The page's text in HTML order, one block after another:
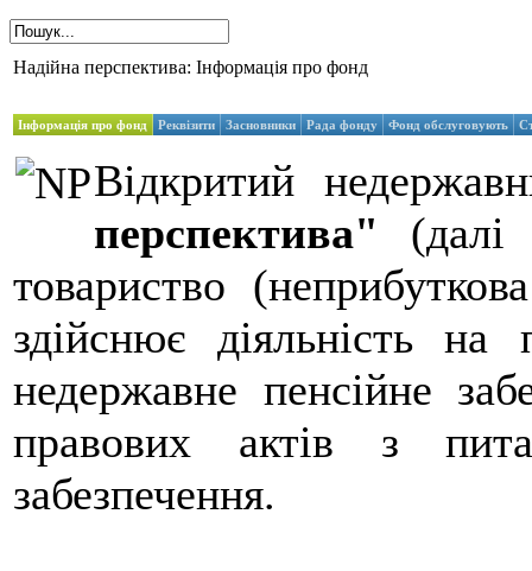
Надійна перспектива: Інформація про фонд
Інформація про фонд Реквізити Засновники Рада фонду Фонд обслуговують
Відкритий
перспектива"
товариство
здійснює діяльність
недержавне пенсійне
правових актів з
забезпечення.